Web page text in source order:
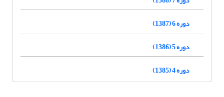
دوره 6 (1387)
دوره 5 (1386)
دوره 4 (1385)